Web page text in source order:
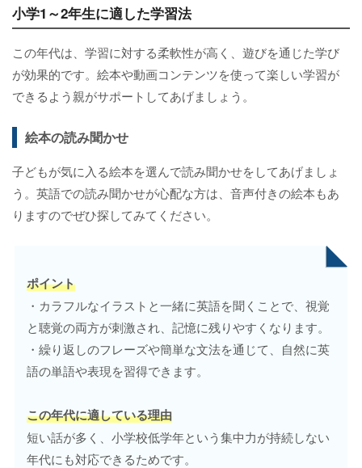
小学1～2年生に適した学習法
この年代は、学習に対する柔軟性が高く、遊びを通じた学び
が効果的です。絵本や動画コンテンツを使って楽しい学習が
できるよう親がサポートしてあげましょう。
絵本の読み聞かせ
子どもが気に入る絵本を選んで読み聞かせをしてあげましょ
う。英語での読み聞かせが心配な方は、音声付きの絵本もあ
りますのでぜひ探してみてください。
ポイント
・カラフルなイラストと一緒に英語を聞くことで、視覚
と聴覚の両方が刺激され、記憶に残りやすくなります。
・繰り返しのフレーズや簡単な文法を通じて、自然に英
語の単語や表現を習得できます。
この年代に適している理由
短い話が多く、小学校低学年という集中力が持続しない
年代にも対応できるためです。